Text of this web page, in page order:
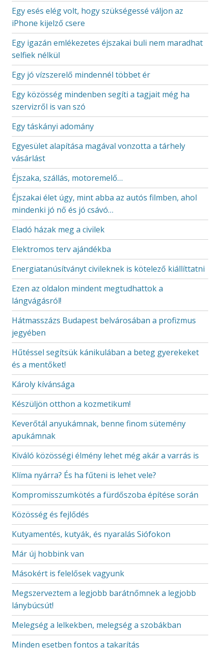
Egy esés elég volt, hogy szükségessé váljon az
iPhone kijelző csere
Egy igazán emlékezetes éjszakai buli nem maradhat
selfiek nélkül
Egy jó vízszerelő mindennél többet ér
Egy közösség mindenben segíti a tagjait még ha
szervizről is van szó
Egy táskányi adomány
Egyesület alapítása magával vonzotta a tárhely
vásárlást
Éjszaka, szállás, motoremelő…
Éjszakai élet úgy, mint abba az autós filmben, ahol
mindenki jó nő és jó csávó…
Eladó házak meg a civilek
Elektromos terv ajándékba
Energiatanúsítványt civileknek is kötelező kiállíttatni
Ezen az oldalon mindent megtudhattok a
lángvágásról!
Hátmasszázs Budapest belvárosában a profizmus
jegyében
Hűtéssel segítsük kánikulában a beteg gyerekeket
és a mentőket!
Károly kívánsága
Készüljön otthon a kozmetikum!
Keverőtál anyukámnak, benne finom sütemény
apukámnak
Kiváló közösségi élmény lehet még akár a varrás is
Klíma nyárra? És ha fűteni is lehet vele?
Kompromisszumkötés a fürdőszoba építése során
Közösség és fejlődés
Kutyamentés, kutyák, és nyaralás Siófokon
Már új hobbink van
Másokért is felelősek vagyunk
Megszerveztem a legjobb barátnőmnek a legjobb
lánybúcsút!
Melegség a lelkekben, melegség a szobákban
Minden esetben fontos a takarítás